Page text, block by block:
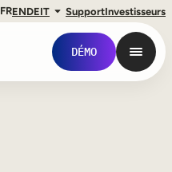
FRENDEIT SupportInvestisseurs
DÉMO